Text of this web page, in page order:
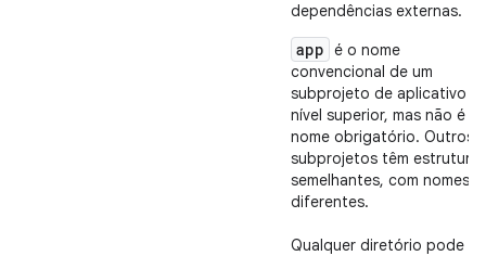
dependências externas.
app é o nome
convencional de um
subprojeto de aplicativo
nível superior, mas não é o
nome obrigatório. Outros
subprojetos têm estruturas
semelhantes, com nomes
diferentes.
Qualquer diretório pode